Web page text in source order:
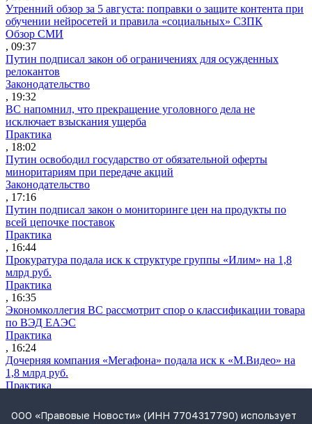
Утренний обзор за 5 августа: поправки о защите контента при
обучении нейросетей и правила «социальных» СЗПК
Обзор СМИ
, 09:37
Путин подписал закон об ограничениях для осужденных
релокантов
Законодательство
, 19:32
ВС напомнил, что прекращение уголовного дела не
исключает взыскания ущерба
Практика
, 18:02
Путин освободил государство от обязательной оферты
миноритариям при передаче акций
Законодательство
, 17:16
Путин подписал закон о мониторинге цен на продукты по
всей цепочке поставок
Практика
, 16:44
Прокуратура подала иск к структуре группы «Илим» на 1,8
млрд руб.
Практика
, 16:35
Экономколлегия ВС рассмотрит спор о классификации товара
по ВЭД ЕАЭС
Практика
, 16:24
Дочерняя компания «Мегафона» подала иск к «М.Видео» на
1,8 млрд руб.
Практика
СИП проверит отмену патента на систему управления
ООО «Правовые Новости» (ИНН 7704317790) использует